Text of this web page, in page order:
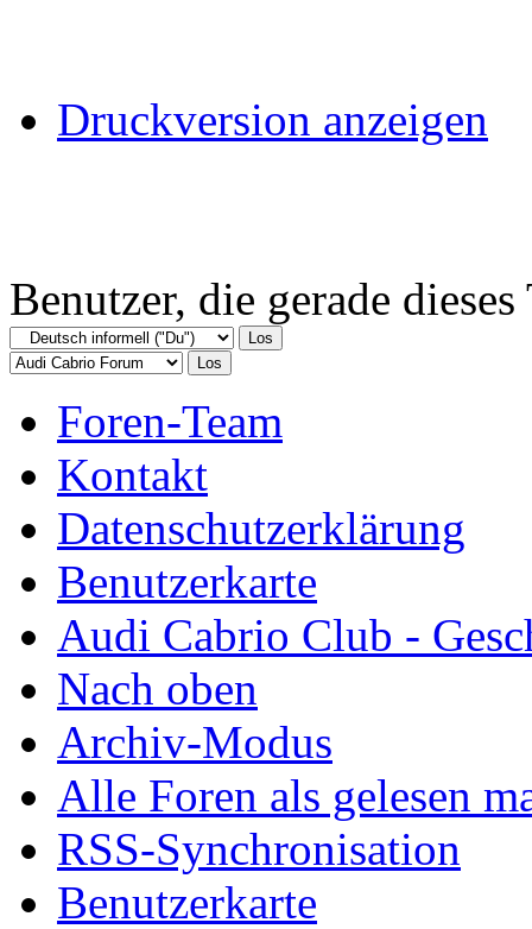
Druckversion anzeigen
Benutzer, die gerade
Foren-Team
Kontakt
Datenschutzerklärung
Benutzerkarte
Audi Cabrio Club -
Nach oben
Archiv-Modus
Alle Foren als gelesen
RSS-Synchronisation
Benutzerkarte